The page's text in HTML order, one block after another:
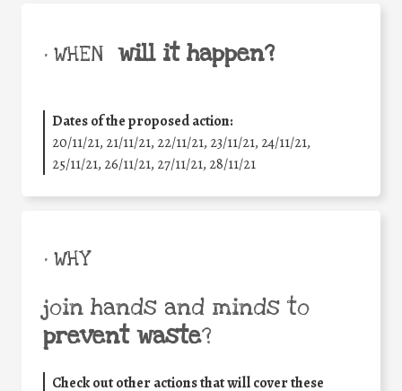
• WHEN will it happen?
Dates of the proposed action:
20/11/21, 21/11/21, 22/11/21, 23/11/21, 24/11/21,
25/11/21, 26/11/21, 27/11/21, 28/11/21
• WHY
join hands and minds to
prevent waste?
Check out other actions that will cover these